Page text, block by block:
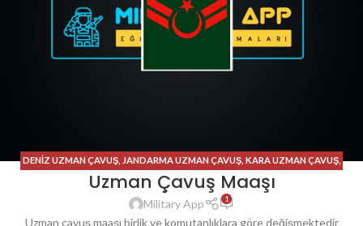
DENIZ UZMAN ÇAVUŞ, JANDARMA UZMAN ÇAVUŞ, KARA UZMAN ÇAVUŞ,
UZMAN ÇAVUŞ
Uzman Çavuş Maaşı
Military App 1
Uzman çavuş maaşı birlik ve komutanlıklara göre değişmektedir